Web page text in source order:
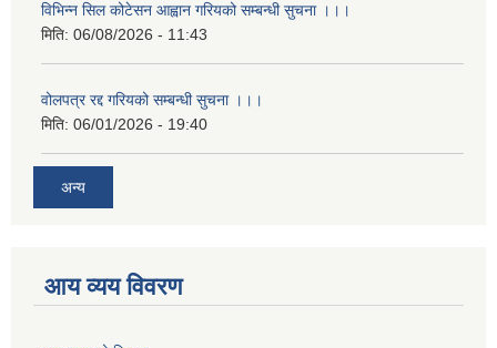
विभिन्न सिल कोटेसन आह्वान गरियको सम्बन्धी सुचना ।।।
मिति: 06/08/2026 - 11:43
वोलपत्र रद्द गरियको सम्बन्धी सुचना ।।।
मिति: 06/01/2026 - 19:40
अन्य
आय व्यय विवरण